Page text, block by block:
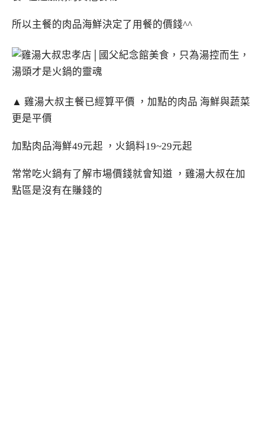
所以主餐的肉品海鮮決定了用餐的價錢^^
▲ 雞湯大叔主餐已經算平價 ，加點的肉品 海鮮與蔬菜
更是平價
加點肉品海鮮49元起 ，火鍋料19~29元起
常常吃火鍋有了解市場價錢就會知道 ，雞湯大叔在加
點區是沒有在賺錢的